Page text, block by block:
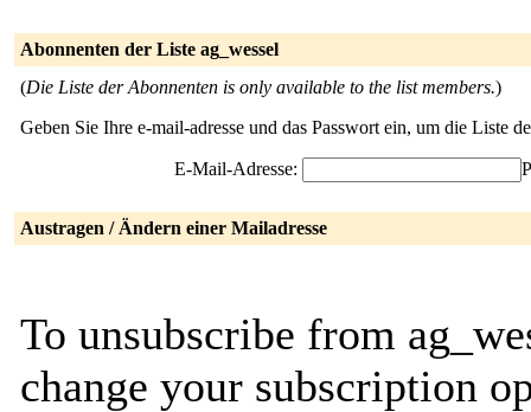
Abonnenten der Liste ag_wessel
(Die Liste der Abonnenten is only available to the list members.)
Geben Sie Ihre e-mail-adresse und das Passwort ein, um die Liste
E-Mail-Adresse:
Austragen / Ändern einer Mailadresse
To unsubscribe from
change your subscription